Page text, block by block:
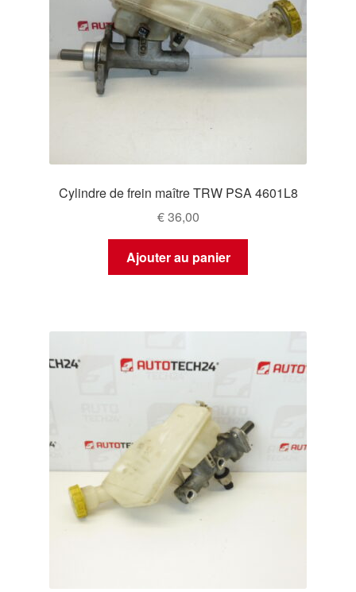
Cylindre de frein maître TRW PSA 4601L8
€36,00
Ajouter au panier